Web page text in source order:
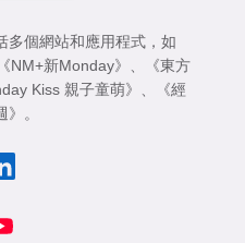
多個網站和應用程式，如
《NM+新Monday》 、
《東方
Kiss 親子童萌》 、
《經
。